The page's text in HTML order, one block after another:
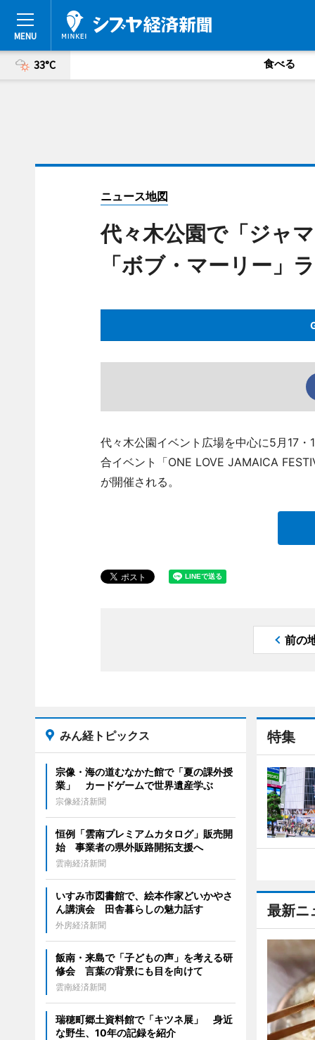
33°C 食べる
ニュース地図
代々木公園で「ジャ
「ボブ・マーリー」
代々木公園イベント広場を中心に5月17
合イベント「ONE LOVE JAMAICA
が開催される。
前の
特集
最新ニ
みん経トピックス
宗像・海の道むなかた館で「夏の課外授
業」 カードゲームで世界遺産学ぶ
宗像経済新聞
恒例「雲南プレミアムカタログ」販売開
始 事業者の県外販路開拓支援へ
雲南経済新聞
いすみ市図書館で、絵本作家どいかやさ
ん講演会 田舎暮らしの魅力話す
外房経済新聞
飯南・来島で「子どもの声」を考える研
修会 言葉の背景にも目を向けて
雲南経済新聞
瑞穂町郷土資料館で「キツネ展」 身近
な野生、10年の記録を紹介